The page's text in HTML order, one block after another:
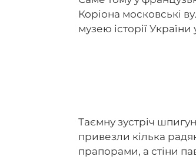
Коріона московські
музею історії України
Таємну зустріч
привезли кілька
прапорами, а стіни